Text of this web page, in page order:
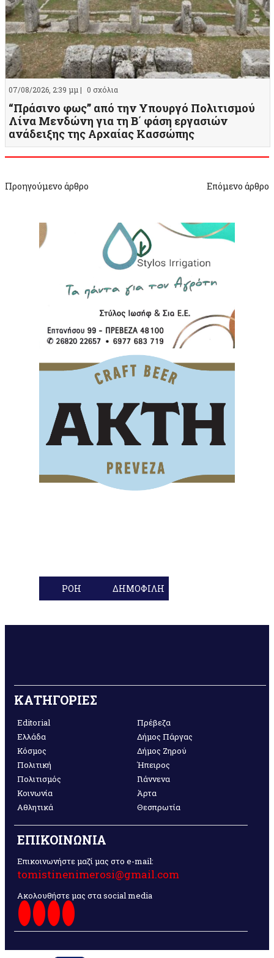
07/08/2026, 2:39 μμ | 0 σχόλια
“Πράσινο φως” από την Υπουργό Πολιτισμού
Λίνα Μενδώνη για τη Β΄ φάση εργασιών
ανάδειξης της Αρχαίας Κασσώπης
Προηγούμενο άρθρο Επόμενο άρθρο
ΡΟΗ ΔΗΜΟΦΙΛΗ
ΚΑΤΗΓΟΡΙΕΣ
Editorial
Ελλάδα
Κόσμος
Πολιτική
Πολιτισμός
Κοινωνία
Αθλητικά
Πρέβεζα
Δήμος Πάργας
Δήμος Ζηρού
Ήπειρος
Γιάννενα
Άρτα
Θεσπρωτία
ΕΠΙΚΟΙΝΩΝΙΑ
Επικοινωνήστε μαζί μας στο e-mail:
tomistinenimerosi@gmail.com
Ακολουθήστε μας στα social media